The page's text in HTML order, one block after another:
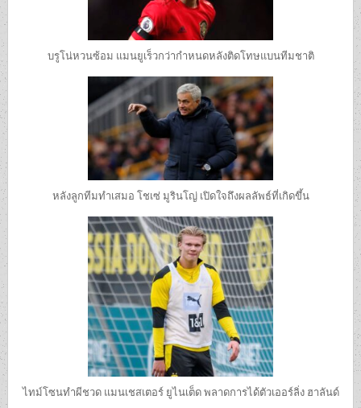
บรูโน่หวนซ้อม แมนยูเร็วกว่ากำหนดหลังติดโทษแบนทีมชาติ
หลังลูกทีมทำเสมอ โชเซ่ มูรินโญ่ เปิดใจถึงผลลัพธ์ที่เกิดขึ้น
ไทม์โซนทำผีชวด แมนเชสเตอร์ ยูไนเต็ด พลาดการได้ตัวเออร์ลิ่ง ฮาลันด์